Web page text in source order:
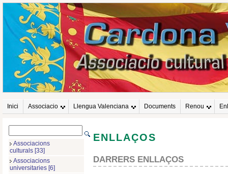
Inici Associacio Llengua Valenciana Documents Renou
Associacions
culturals [33]
Associacions
universitaries [6]
ENLLAÇOS
DARRERS ENLLAÇOS